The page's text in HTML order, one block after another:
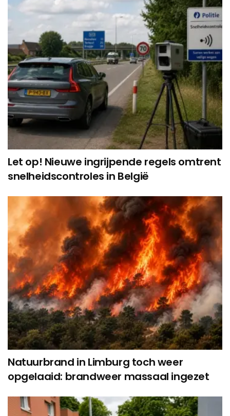
Let op! Nieuwe ingrijpende regels omtrent
snelheidscontroles in België
Natuurbrand in Limburg toch weer
opgelaaid: brandweer massaal ingezet